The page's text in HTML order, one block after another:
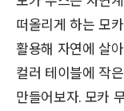
떠올리게 하는 모
활용해 자연에 살
컬러 테이블에 작
만들어보자. 모카